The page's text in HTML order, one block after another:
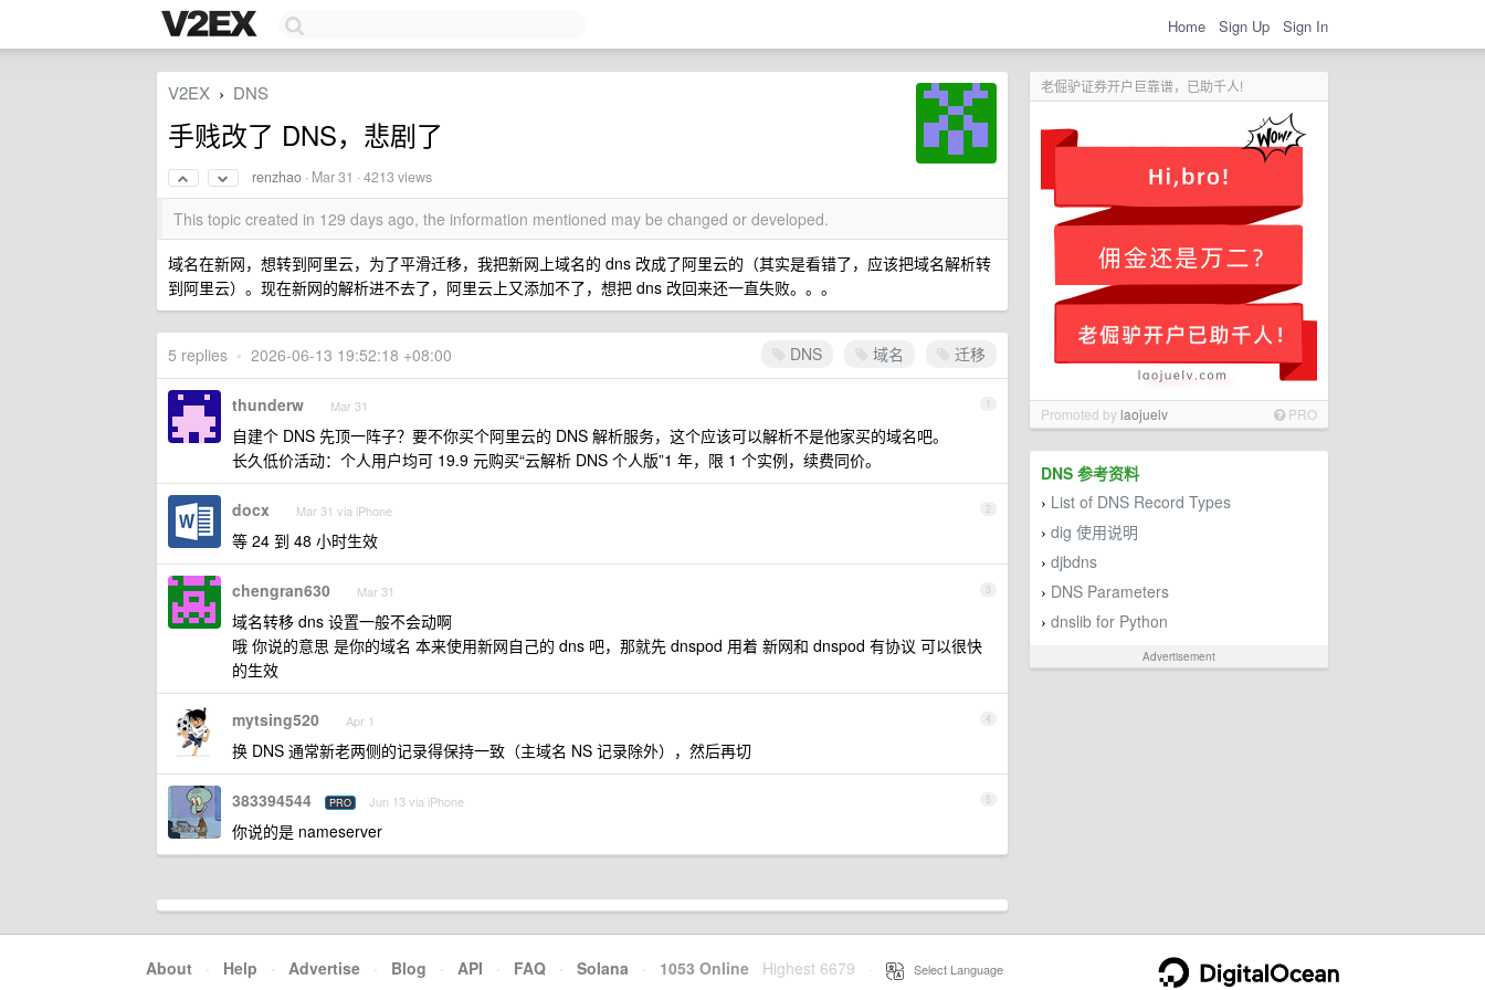
Home Sign Up Sign In
老倔驴证券开户巨靠谱，已助千人!
Promoted bylaojuelv PRO
DNS 参考资料
› List of DNS Record Types
› dig 使用说明
› djbdns
› DNS Parameters
› dnslib for Python
Advertisement
V2EX › DNS
手贱改了 DNS，悲剧了
renzhao · Mar 31 · 4213 views
This topic created in 129 days ago, the information mentioned may be changed or developed.
域名在新网，想转到阿里云，为了平滑迁移，我把新网上域名的 dns 改成了阿里云的（其实是看错了，应该把域名解析转
到阿里云）。现在新网的解析进不去了，阿里云上又添加不了，想把 dns 改回来还一直失败。。。
DNS 域名 迁移
5 replies • 2026-06-13 19:52:18 +08:00
1
thunderw Mar 31
自建个 DNS 先顶一阵子？要不你买个阿里云的 DNS 解析服务，这个应该可以解析不是他家买的域名吧。
长久低价活动：个人用户均可 19.9 元购买“云解析 DNS 个人版”1 年，限 1 个实例，续费同价。
2
docx Mar 31 via iPhone
等 24 到 48 小时生效
3
chengran630 Mar 31
域名转移 dns 设置一般不会动啊
哦 你说的意思 是你的域名 本来使用新网自己的 dns 吧，那就先 dnspod 用着 新网和 dnspod 有协议 可以很快
的生效
4
mytsing520 Apr 1
换 DNS 通常新老两侧的记录得保持一致（主域名 NS 记录除外），然后再切
5
383394544 PRO Jun 13 via iPhone
你说的是 nameserver
About · Help · Advertise · Blog · API · FAQ · Solana · 1053 Online Highest 6679 Select Language